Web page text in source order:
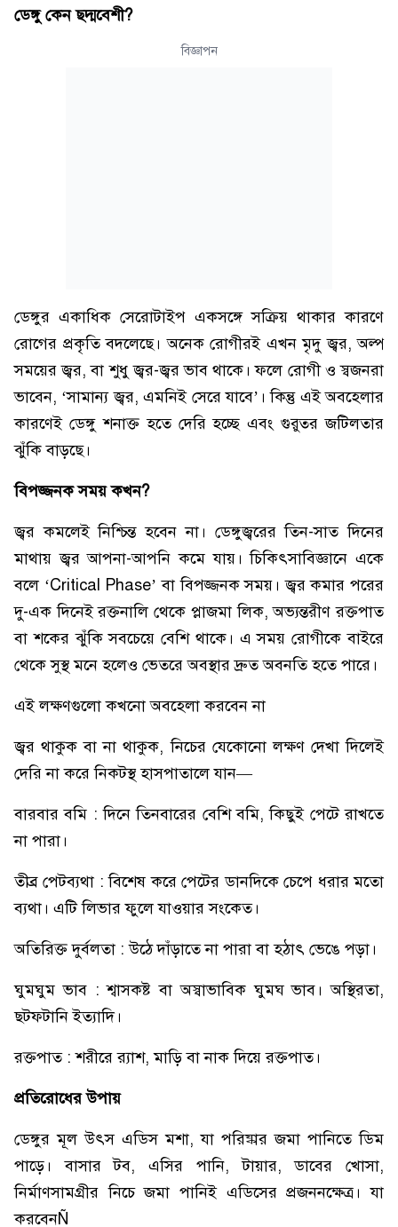
ডেঙ্গু কেন ছদ্মবেশী?
বিজ্ঞাপন
ডেঙ্গুর একাধিক সেরোটাইপ একসঙ্গে সক্রিয় থাকার কারণে
রোগের প্রকৃতি বদলেছে। অনেক রোগীরই এখন মৃদু জ্বর, অল্প
সময়ের জ্বর, বা শুধু জ্বর-জ্বর ভাব থাকে। ফলে রোগী ও স্বজনরা
ভাবেন, ‘সামান্য জ্বর, এমনিই সেরে যাবে’। কিন্তু এই অবহেলার
কারণেই ডেঙ্গু শনাক্ত হতে দেরি হচ্ছে এবং গুরুতর জটিলতার
ঝুঁকি বাড়ছে।
বিপজ্জনক সময় কখন?
জ্বর কমলেই নিশ্চিন্ত হবেন না। ডেঙ্গুজ্বরের তিন-সাত দিনের
মাথায় জ্বর আপনা-আপনি কমে যায়। চিকিৎসাবিজ্ঞানে একে
বলে ‘Critical Phase’ বা বিপজ্জনক সময়। জ্বর কমার পরের
দু-এক দিনেই রক্তনালি থেকে প্লাজমা লিক, অভ্যন্তরীণ রক্তপাত
বা শকের ঝুঁকি সবচেয়ে বেশি থাকে। এ সময় রোগীকে বাইরে
থেকে সুস্থ মনে হলেও ভেতরে অবস্থার দ্রুত অবনতি হতে পারে।
এই লক্ষণগুলো কখনো অবহেলা করবেন না
জ্বর থাকুক বা না থাকুক, নিচের যেকোনো লক্ষণ দেখা দিলেই
দেরি না করে নিকটস্থ হাসপাতালে যান—
বারবার বমি : দিনে তিনবারের বেশি বমি, কিছুই পেটে রাখতে
না পারা।
তীব্র পেটব্যথা : বিশেষ করে পেটের ডানদিকে চেপে ধরার মতো
ব্যথা। এটি লিভার ফুলে যাওয়ার সংকেত।
অতিরিক্ত দুর্বলতা : উঠে দাঁড়াতে না পারা বা হঠাৎ ভেঙে পড়া।
ঘুমঘুম ভাব : শ্বাসকষ্ট বা অস্বাভাবিক ঘুমঘ ভাব। অস্থিরতা,
ছটফটানি ইত্যাদি।
রক্তপাত : শরীরে র‍্যাশ, মাড়ি বা নাক দিয়ে রক্তপাত।
প্রতিরোধের উপায়
ডেঙ্গুর মূল উৎস এডিস মশা, যা পরিষ্কার জমা পানিতে ডিম
পাড়ে। বাসার টব, এসির পানি, টায়ার, ডাবের খোসা,
নির্মাণসামগ্রীর নিচে জমা পানিই এডিসের প্রজননক্ষেত্র। যা
করবেনÑ